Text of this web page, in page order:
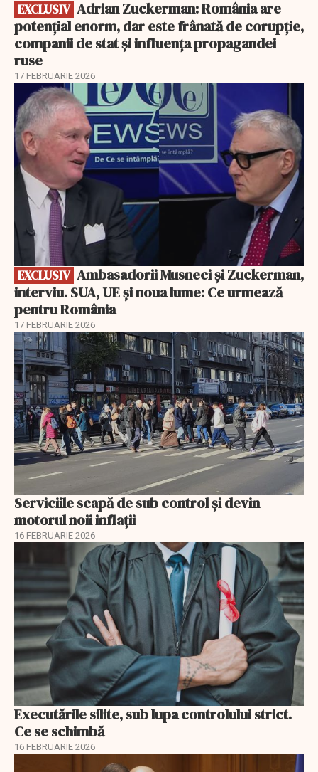
EXCLUSIV
potențial enorm, dar este frânată de corupție,
companii de stat și influența propagandei
ruse
17 FEBRUARIE 2026
EXCLUSIV
EXCLUSIV
interviu. SUA, UE și noua lume: Ce urmează
pentru România
17 FEBRUARIE 2026
Serviciile scapă de sub control și devin
motorul noii inflații
16 FEBRUARIE 2026
Executările silite, sub lupa controlului strict.
Ce se schimbă
16 FEBRUARIE 2026